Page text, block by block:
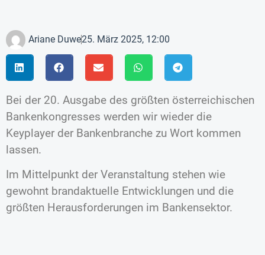
Ariane Duwe25. März 2025, 12:00
Bei der 20. Ausgabe des größten österreichischen
Bankenkongresses werden wir wieder die
Keyplayer der Bankenbranche zu Wort kommen
lassen.
Im Mittelpunkt der Veranstaltung stehen wie
gewohnt brandaktuelle Entwicklungen und die
größten Herausforderungen im Bankensektor.